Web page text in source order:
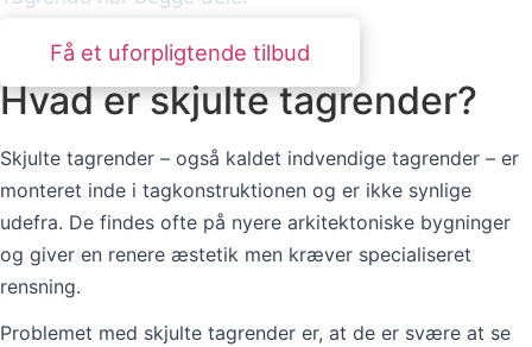
Få et uforpligtende tilbud
Hvad er skjulte tagrender?
Skjulte tagrender – også kaldet indvendige tagrender – er
monteret inde i tagkonstruktionen og er ikke synlige
udefra. De findes ofte på nyere arkitektoniske bygninger
og giver en renere æstetik men kræver specialiseret
rensning.
Problemet med skjulte tagrender er, at de er svære at se